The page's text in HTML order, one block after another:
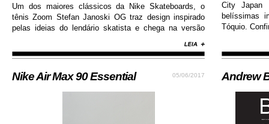
Um dos maiores clássicos da Nike Skateboards, o
tênis Zoom Stefan Janoski OG traz design inspirado
pelas ideias do lendário skatista e chega na versão
de solado de borracha que permite maior aderência.
05/06/2017
Nike Air Max 90 Essential
City Japan
belíssimas
Tóquio.
Andrew